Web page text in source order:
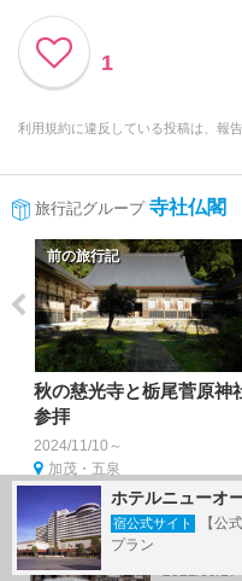
1
利用規約に違反している投稿は、報
旅行記グループ 寺社仏閣
前の旅行記
秋の慈光寺と栃尾菅原神
参拝
2024/11/10～
加茂・五泉
2022/09/17
ホテルニューオ
宿公式サイト
【公
プラン